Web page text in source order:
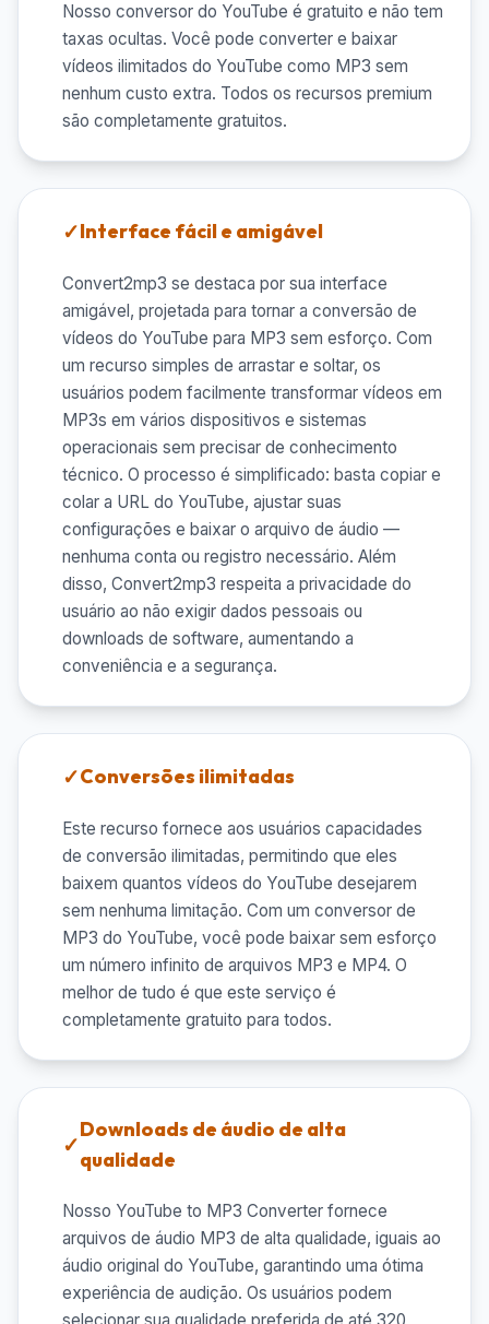
Nosso conversor do YouTube é gratuito e não tem
taxas ocultas. Você pode converter e baixar
vídeos ilimitados do YouTube como MP3 sem
nenhum custo extra. Todos os recursos premium
são completamente gratuitos.
Interface fácil e amigável
Convert2mp3 se destaca por sua interface
amigável, projetada para tornar a conversão de
vídeos do YouTube para MP3 sem esforço. Com
um recurso simples de arrastar e soltar, os
usuários podem facilmente transformar vídeos em
MP3s em vários dispositivos e sistemas
operacionais sem precisar de conhecimento
técnico. O processo é simplificado: basta copiar e
colar a URL do YouTube, ajustar suas
configurações e baixar o arquivo de áudio —
nenhuma conta ou registro necessário. Além
disso, Convert2mp3 respeita a privacidade do
usuário ao não exigir dados pessoais ou
downloads de software, aumentando a
conveniência e a segurança.
Conversões ilimitadas
Este recurso fornece aos usuários capacidades
de conversão ilimitadas, permitindo que eles
baixem quantos vídeos do YouTube desejarem
sem nenhuma limitação. Com um conversor de
MP3 do YouTube, você pode baixar sem esforço
um número infinito de arquivos MP3 e MP4. O
melhor de tudo é que este serviço é
completamente gratuito para todos.
Downloads de áudio de alta
qualidade
Nosso YouTube to MP3 Converter fornece
arquivos de áudio MP3 de alta qualidade, iguais ao
áudio original do YouTube, garantindo uma ótima
experiência de audição. Os usuários podem